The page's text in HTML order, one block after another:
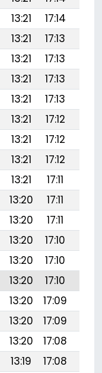
13:21 17:14
13:21 17:13
13:21 17:13
13:21 17:13
13:21 17:13
13:21 17:12
13:21 17:12
13:21 17:12
13:21 17:11
13:20 17:11
13:20 17:11
13:20 17:10
13:20 17:10
13:20 17:10
13:20 17:09
13:20 17:09
13:20 17:08
13:19 17:08